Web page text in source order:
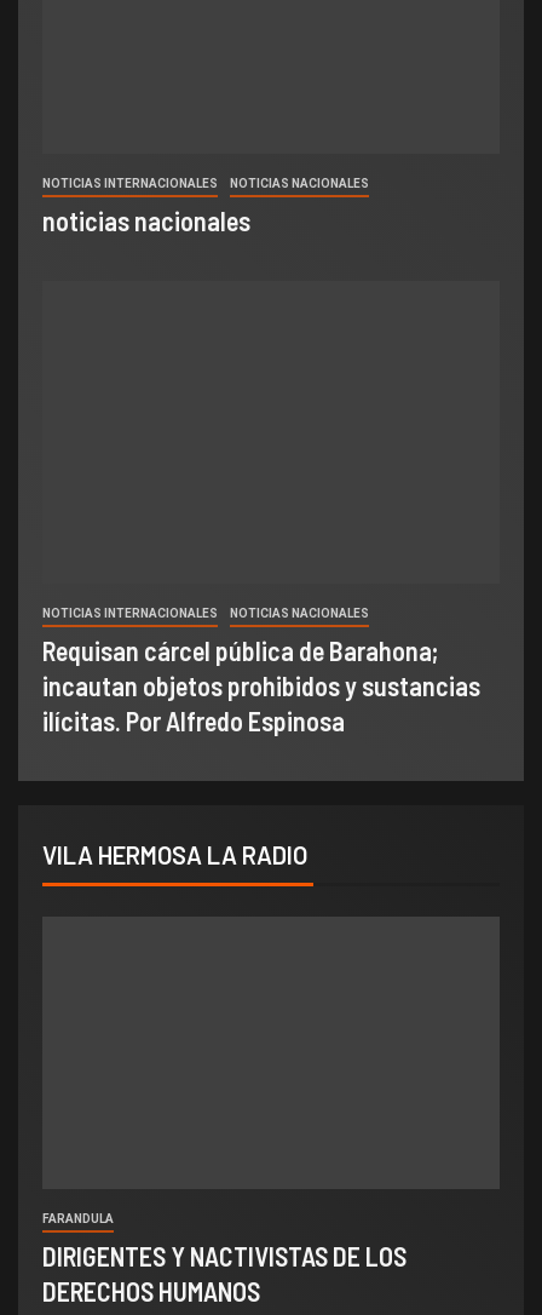
NOTICIAS INTERNACIONALES NOTICIAS NACIONALES
noticias nacionales
NOTICIAS INTERNACIONALES NOTICIAS NACIONALES
Requisan cárcel pública de Barahona;
incautan objetos prohibidos y sustancias
ilícitas. Por Alfredo Espinosa
VILA HERMOSA LA RADIO
FARANDULA
DIRIGENTES Y NACTIVISTAS DE LOS
DERECHOS HUMANOS